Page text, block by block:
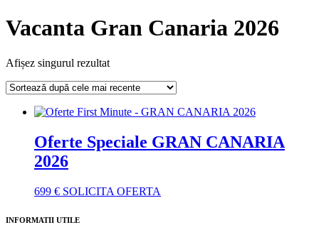
Vacanta Gran Canaria 2026
Afișez singurul rezultat
Oferte Speciale GRAN CANARIA
2026
699 € SOLICITA OFERTA
INFORMATII UTILE